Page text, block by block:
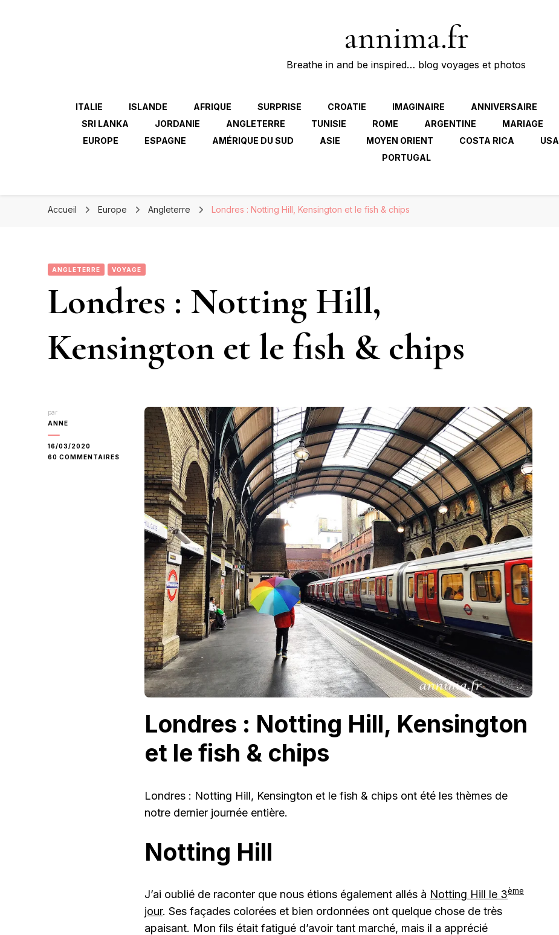
annima.fr
Breathe in and be inspired… blog voyages et photos
ITALIE ISLANDE AFRIQUE SURPRISE CROATIE IMAGINAIRE ANNIVERSAIRE
SRI LANKA
JORDANIE ANGLETERRE TUNISIE ROME ARGENTINE MARIAGE
EUROPE
ESPAGNE AMÉRIQUE DU SUD ASIE MOYEN ORIENT COSTA RICA USA
PORTUGAL
Accueil Europe Angleterre Londres : Notting Hill, Kensington et le fish & chips
ANGLETERRE VOYAGE
Londres : Notting Hill,
Kensington et le fish & chips
par
ANNE
16/03/2020
60 COMMENTAIRES
LONDRES
NOTTING
KENSINGTON
Londres : Notting Hill, Kensington
et le fish & chips
Londres : Notting Hill, Kensington et le fish & chips ont été les thèmes de
notre dernier journée entière.
Notting Hill
J’ai oublié de raconter que nous étions également allés à Notting Hill le 3ème
jour. Ses façades colorées et bien ordonnées ont quelque chose de très
apaisant. Mon fils était fatigué d’avoir tant marché, mais il a apprécié